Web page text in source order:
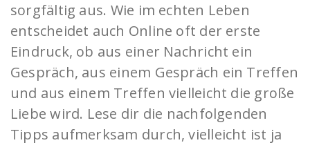
sorgfältig aus. Wie im echten Leben
entscheidet auch Online oft der erste
Eindruck, ob aus einer Nachricht ein
Gespräch, aus einem Gespräch ein Treffen
und aus einem Treffen vielleicht die große
Liebe wird. Lese dir die nachfolgenden
Tipps aufmerksam durch, vielleicht ist ja